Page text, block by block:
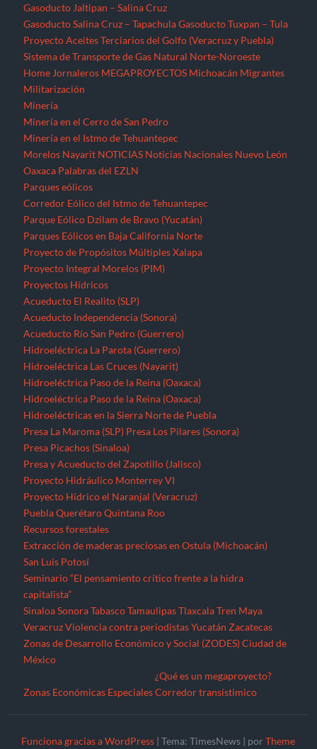
Gasoducto Jaltipan – Salina Cruz
Gasoducto Salina Cruz – Tapachula Gasoducto Tuxpan – Tula
Proyecto Aceites Terciarios del Golfo (Veracruz y Puebla)
Sistema de Transporte de Gas Natural Norte-Noroeste
Home Jornaleros MEGAPROYECTOS Michoacán Migrantes
Militarización
Minería
Minería en el Cerro de San Pedro
Minería en el Istmo de Tehuantepec
Morelos Nayarit NOTICIAS Noticias Nacionales Nuevo León
Oaxaca Palabras del EZLN
Parques eólicos
Corredor Eólico del Istmo de Tehuantepec
Parque Eólico Dzilam de Bravo (Yucatán)
Parques Eólicos en Baja California Norte
Proyecto de Propósitos Múltiples Xalapa
Proyecto Integral Morelos (PIM)
Proyectos Hídricos
Acueducto El Realito (SLP)
Acueducto Independencia (Sonora)
Acueducto Río San Pedro (Guerrero)
Hidroeléctrica La Parota (Guerrero)
Hidroeléctrica Las Cruces (Nayarit)
Hidroeléctrica Paso de la Reina (Oaxaca)
Hidroeléctrica Paso de la Reina (Oaxaca)
Hidroeléctricas en la Sierra Norte de Puebla
Presa La Maroma (SLP) Presa Los Pilares (Sonora)
Presa Picachos (Sinaloa)
Presa y Acueducto del Zapotillo (Jalisco)
Proyecto Hidráulico Monterrey VI
Proyecto Hídrico el Naranjal (Veracruz)
Puebla Querétaro Quintana Roo
Recursos forestales
Extracción de maderas preciosas en Ostula (Michoacán)
San Luis Potosí
Seminario “El pensamiento crítico frente a la hidra
capitalista”
Sinaloa Sonora Tabasco Tamaulipas Tlaxcala Tren Maya
Veracruz Violencia contra periodistas Yucatán Zacatecas
Zonas de Desarrollo Económico y Social (ZODES) Ciudad de
México
Zonas Económicas Especiales
¿Qué es un megaproyecto?
Corredor transístimico
Funciona gracias a WordPress |Tema: TimesNews | porTheme